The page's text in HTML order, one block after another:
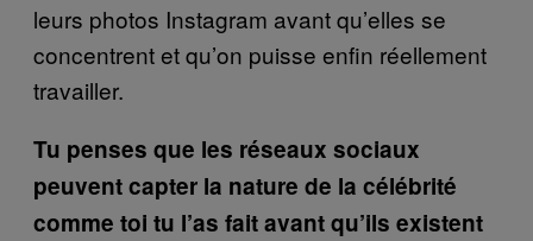
leurs photos Instagram avant qu’elles se
concentrent et qu’on puisse enfin réellement
travailler.
Tu penses que les réseaux sociaux
peuvent capter la nature de la célébrité
comme toi tu l’as fait avant qu’ils existent